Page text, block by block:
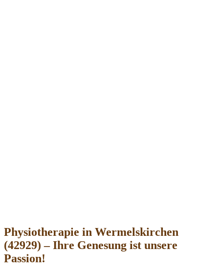
Physiotherapie in Wermelskirchen
(42929) – Ihre Genesung ist unsere
Passion!